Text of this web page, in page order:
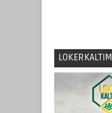
LOKERKALTIM